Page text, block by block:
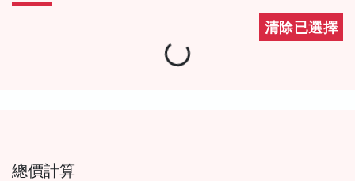
清除已選擇
Loading...
總價計算